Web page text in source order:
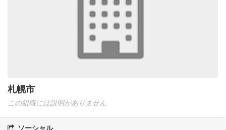
札幌市
この組織には説明がありません
ソーシャル